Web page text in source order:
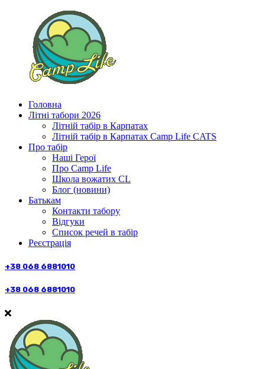
Головна
Літні табори 2026
Літній табір в Карпатах
Літній табір в Карпатах Сamp Life CATS
Про табір
Наші Герої
Про Camp Life
Школа вожатих CL
Блог (новини)
Батькам
Контакти табору
Відгуки
Список речей в табір
Реєстрація
+38 068 6881010
+38 068 6881010